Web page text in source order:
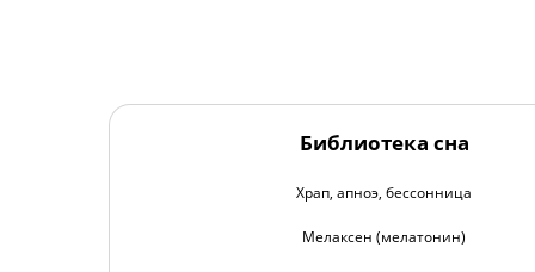
Библиотека сна
Храп, апноэ, бессонница
Мелаксен (мелатонин)